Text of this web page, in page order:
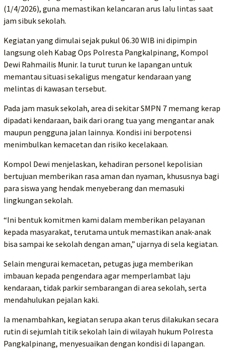
(1/4/2026), guna memastikan kelancaran arus lalu lintas saat
jam sibuk sekolah.
Kegiatan yang dimulai sejak pukul 06.30 WIB ini dipimpin
langsung oleh Kabag Ops Polresta Pangkalpinang, Kompol
Dewi Rahmailis Munir. Ia turut turun ke lapangan untuk
memantau situasi sekaligus mengatur kendaraan yang
melintas di kawasan tersebut.
Pada jam masuk sekolah, area di sekitar SMPN 7 memang kerap
dipadati kendaraan, baik dari orang tua yang mengantar anak
maupun pengguna jalan lainnya. Kondisi ini berpotensi
menimbulkan kemacetan dan risiko kecelakaan.
Kompol Dewi menjelaskan, kehadiran personel kepolisian
bertujuan memberikan rasa aman dan nyaman, khususnya bagi
para siswa yang hendak menyeberang dan memasuki
lingkungan sekolah.
“Ini bentuk komitmen kami dalam memberikan pelayanan
kepada masyarakat, terutama untuk memastikan anak-anak
bisa sampai ke sekolah dengan aman,” ujarnya di sela kegiatan.
Selain mengurai kemacetan, petugas juga memberikan
imbauan kepada pengendara agar memperlambat laju
kendaraan, tidak parkir sembarangan di area sekolah, serta
mendahulukan pejalan kaki.
Ia menambahkan, kegiatan serupa akan terus dilakukan secara
rutin di sejumlah titik sekolah lain di wilayah hukum Polresta
Pangkalpinang, menyesuaikan dengan kondisi di lapangan.